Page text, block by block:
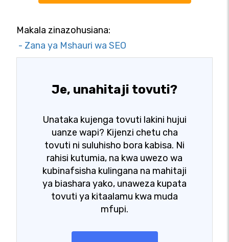
Makala zinazohusiana:
- Zana ya Mshauri wa SEO
Je, unahitaji tovuti?
Unataka kujenga tovuti lakini hujui
uanze wapi? Kijenzi chetu cha
tovuti ni suluhisho bora kabisa. Ni
rahisi kutumia, na kwa uwezo wa
kubinafsisha kulingana na mahitaji
ya biashara yako, unaweza kupata
tovuti ya kitaalamu kwa muda
mfupi.